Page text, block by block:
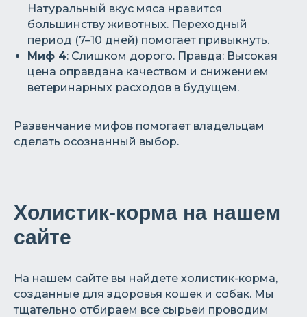
Натуральный вкус мяса нравится
большинству животных. Переходный
период (7–10 дней) помогает привыкнуть.
Миф 4: Слишком дорого. Правда: Высокая
цена оправдана качеством и снижением
ветеринарных расходов в будущем.
Развенчание мифов помогает владельцам
сделать осознанный выбор.
Холистик-корма на нашем
сайте
На нашем сайте вы найдете холистик-корма,
созданные для здоровья кошек и собак. Мы
тщательно отбираем все сырьеи проводим